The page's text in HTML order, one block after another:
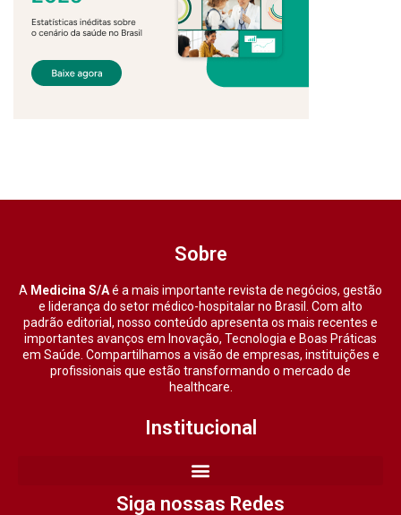
Sobre
A Medicina S/Aé a mais importante revista de negócios, gestão
e liderança do setor médico-hospitalar no Brasil. Com alto
padrão editorial, nosso conteúdo apresenta os mais recentes e
importantes avanços em Inovação, Tecnologia e Boas Práticas
em Saúde. Compartilhamos a visão de empresas, instituições e
profissionais que estão transformando o mercado de
healthcare.
Institucional
Siga nossas Redes